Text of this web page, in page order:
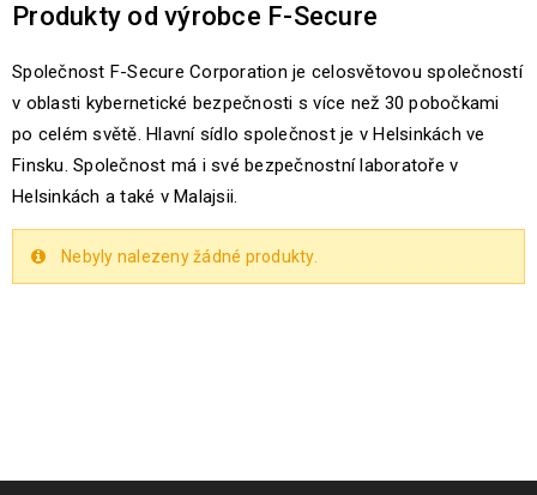
Produkty od výrobce F-Secure
Společnost F-Secure Corporation je celosvětovou společností
v oblasti kybernetické bezpečnosti s více než 30 pobočkami
po celém světě. Hlavní sídlo společnost je v Helsinkách ve
Finsku. Společnost má i své bezpečnostní laboratoře v
Helsinkách a také v Malajsii.
Nebyly nalezeny žádné produkty.